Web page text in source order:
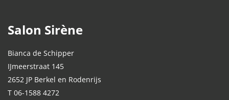
Salon Sirène
Bianca de Schipper
IJmeerstraat 145
2652 JP Berkel en Rodenrijs
T 06-1588 4272